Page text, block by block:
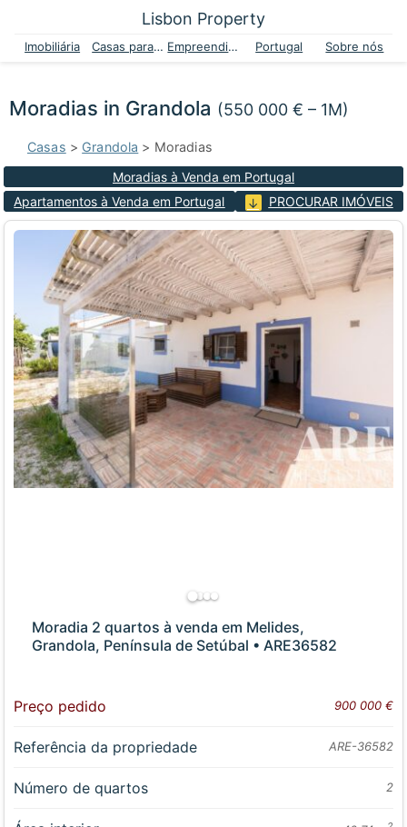
Lisbon Property
Imobiliária Casas para venda Empreendimentos Portugal Sobre nós
Moradias in Grandola (550 000 € – 1M)
Casas > Grandola > Moradias
Moradias à Venda em Portugal
Apartamentos à Venda em Portugal
PROCURAR IMÓVEIS
Moradia 2 quartos à venda em Melides,
Grandola, Península de Setúbal • ARE36582
Preço pedido 900 000 €
Referência da propriedade ARE-36582
Número de quartos 2